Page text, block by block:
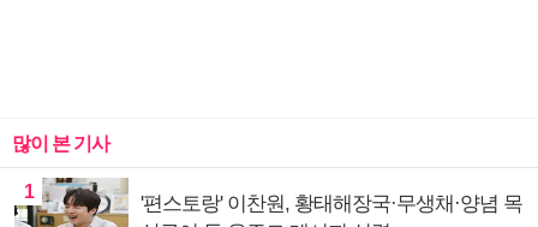
많이 본 기사
1
'편스토랑' 이찬원, 황태해장국·무생채·양념 목